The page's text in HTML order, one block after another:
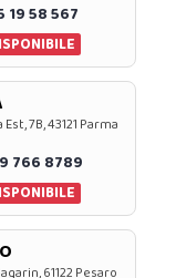
19 58 567
7B, 43121 Parma
766 8789
61122 Pesaro